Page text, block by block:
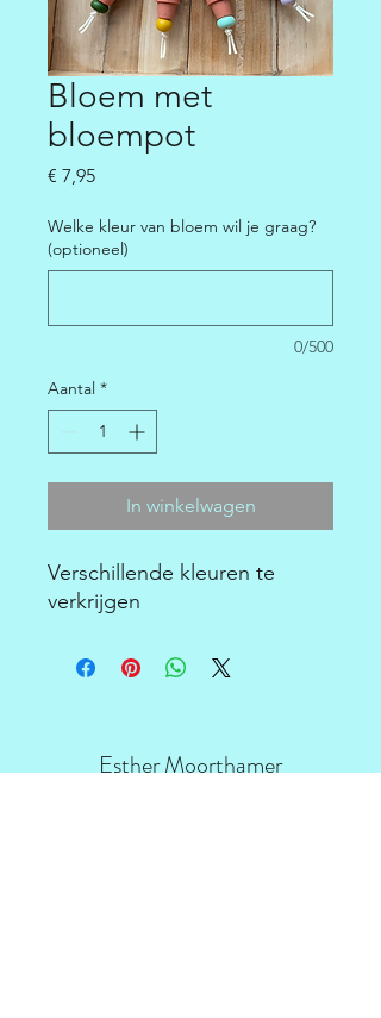
Bloem met
bloempot
€ 7,95Prijs
Welke kleur van bloem wil je graag?
(optioneel)
0/500
Aantal *
In winkelwagen
Verschillende kleuren te
verkrijgen
Esther Moorthamer